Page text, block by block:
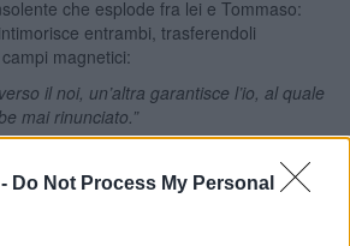
Do Not Process My Personal
che esplode fra lei e Tommaso:
entrambi, trasferendoli
magnetici:
il noi, un’altra garantisce l’io, al quale
mai rinunciato.”
invernale e le ore di luce cominciano a
parte sempre dall’oscurità profonda.